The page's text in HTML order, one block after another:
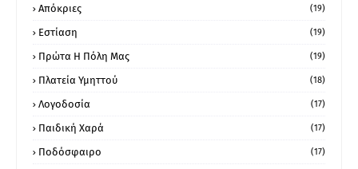
Απόκριες (19)
Εστίαση (19)
Πρώτα Η Πόλη Μας (19)
Πλατεία Υμηττού (18)
Λογοδοσία (17)
Παιδική Χαρά (17)
Ποδόσφαιρο (17)